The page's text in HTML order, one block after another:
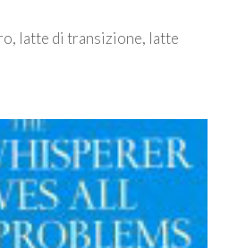
, latte di transizione, latte